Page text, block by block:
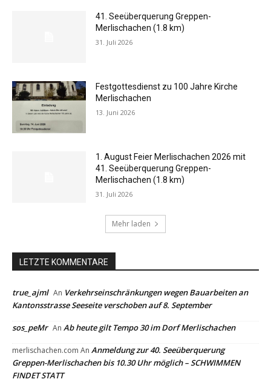
41. Seeüberquerung Greppen-
Merlischachen (1.8 km)
31. Juli 2026
Festgottesdienst zu 100 Jahre Kirche
Merlischachen
13. Juni 2026
1. August Feier Merlischachen 2026 mit
41. Seeüberquerung Greppen-
Merlischachen (1.8 km)
31. Juli 2026
Mehr laden
LETZTE KOMMENTARE
true_ajml An Verkehrseinschränkungen wegen Bauarbeiten an
Kantonsstrasse Seeseite verschoben auf 8. September
sos_peMr An Ab heute gilt Tempo 30 im Dorf Merlischachen
merlischachen.com An Anmeldung zur 40. Seeüberquerung
Greppen-Merlischachen bis 10.30 Uhr möglich – SCHWIMMEN
FINDET STATT